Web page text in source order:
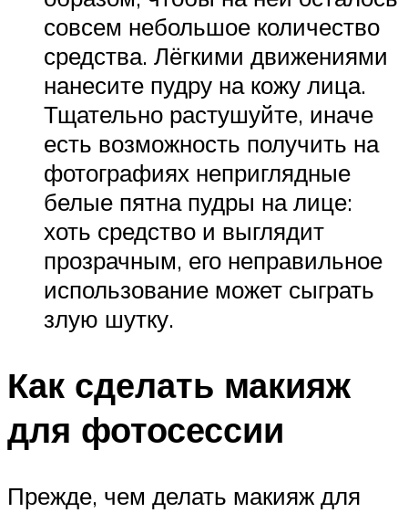
совсем небольшое количество
средства. Лёгкими движениями
нанесите пудру на кожу лица.
Тщательно растушуйте, иначе
есть возможность получить на
фотографиях неприглядные
белые пятна пудры на лице:
хоть средство и выглядит
прозрачным, его неправильное
использование может сыграть
злую шутку.
Как сделать макияж
для фотосессии
Прежде, чем делать макияж для